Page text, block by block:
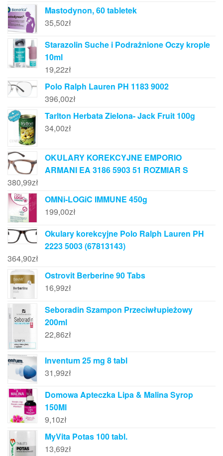
Mastodynon, 60 tabletek
35,50zł
Starazolin Suche i Podrażnione Oczy krople
10ml
19,22zł
Polo Ralph Lauren PH 1183 9002
396,00zł
Tarlton Herbata Zielona- Jack Fruit 100g
34,00zł
OKULARY KOREKCYJNE EMPORIO
ARMANI EA 3186 5903 51 ROZMIAR S
380,99zł
OMNi-LOGiC IMMUNE 450g
199,00zł
Okulary korekcyjne Polo Ralph Lauren PH
2223 5003 (67813143)
364,90zł
Ostrovit Berberine 90 Tabs
16,99zł
Seboradin Szampon Przeciwłupieżowy
200ml
22,86zł
Inventum 25 mg 8 tabl
31,99zł
Domowa Apteczka Lipa & Malina Syrop
150Ml
9,10zł
MyVita Potas 100 tabl.
13,69zł